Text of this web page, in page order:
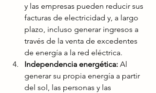
y las empresas pueden reducir sus
facturas de electricidad y, a largo
plazo, incluso generar ingresos a
través de la venta de excedentes
de energía a la red eléctrica.
Independencia energética: Al
generar su propia energía a partir
del sol, las personas y las